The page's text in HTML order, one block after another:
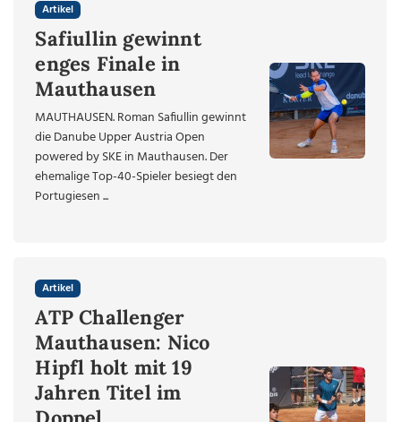
Artikel
Safiullin gewinnt
enges Finale in
Mauthausen
MAUTHAUSEN. Roman Safiullin gewinnt
die Danube Upper Austria Open
powered by SKE in Mauthausen. Der
ehemalige Top-40-Spieler besiegt den
Portugiesen ...
Artikel
ATP Challenger
Mauthausen: Nico
Hipfl holt mit 19
Jahren Titel im